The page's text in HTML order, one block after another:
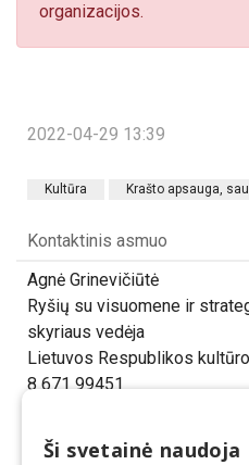
organizacijos.
2022-04-29 13:39
Kultūra Krašto apsauga,
Kontaktinis asmuo
Agnė Grinevičiūtė
Ryšių su visuomene ir
skyriaus vedėja
Lietuvos Respublikos
8 671 99451
Ši svetainė naudoja